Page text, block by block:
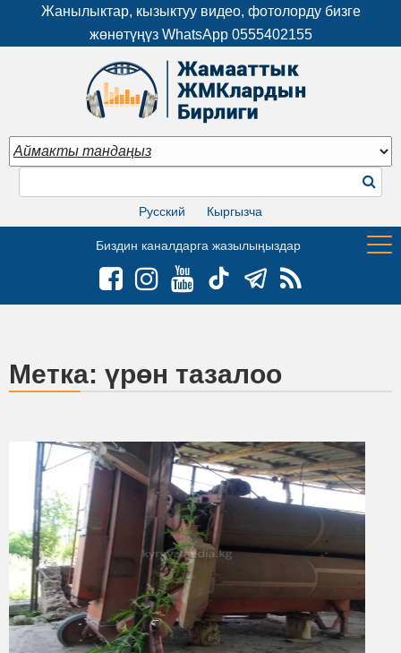
Жанылыктар, кызыктуу видео, фотолорду бизге
жөнөтүңүз WhatsApp 0555402155
Русский Кыргызча
Биздин каналдарга жазылыңыздар
Метка: үрөн тазалоо